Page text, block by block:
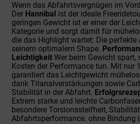
Wenn das Abfahrtsvergnügen im
Der Hannibal ist der ideale
geringen Gewicht ist er einer der
Kategorie und sorgt damit für
die das Highlight wartet: Die
seinem optimalem Shape.
Leichtigkeit Wer beim Gewicht
Kosten der Performance tun. Mit nur
garantiert das Leichtgewicht
dank Titanalverstärkungen sowie
Stabilität in der Abfahrt.
Extrem starke und leichte
besondere Torsionssteifheit,
Abfahrtsperformance. ohne Bindung